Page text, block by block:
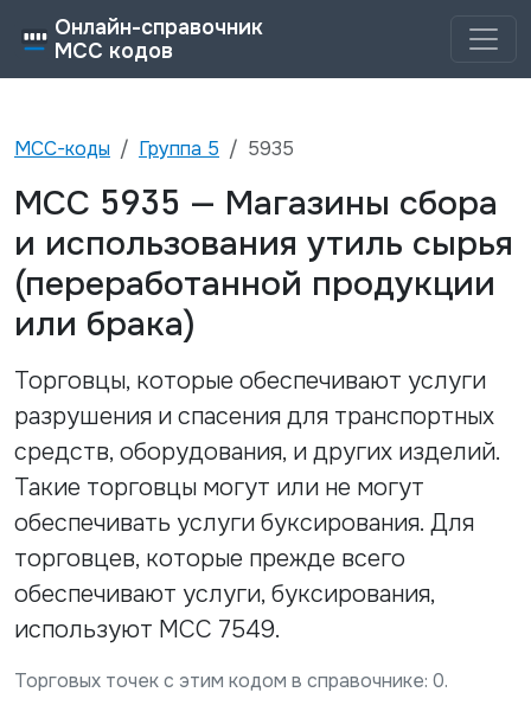
Онлайн-справочник
MCC кодов
MCC-коды Группа 5 5935
MCC 5935 — Магазины сбора
и использования утиль сырья
(переработанной продукции
или брака)
Торговцы, которые обеспечивают услуги
разрушения и спасения для транспортных
средств, оборудования, и других изделий.
Такие торговцы могут или не могут
обеспечивать услуги буксирования. Для
торговцев, которые прежде всего
обеспечивают услуги, буксирования,
используют MCC 7549.
Торговых точек с этим кодом в справочнике: 0.